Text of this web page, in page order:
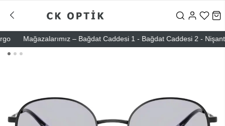
Mağazalarımız – Bağdat Caddesi 1 - Bağdat Caddesi 2 -